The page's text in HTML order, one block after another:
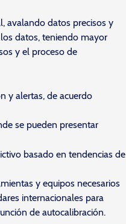
avalando datos precisos y
datos, teniendo mayor
y el proceso de
y alertas, de acuerdo
se pueden presentar
basado en tendencias de
y equipos necesarios
internacionales para
de autocalibración.